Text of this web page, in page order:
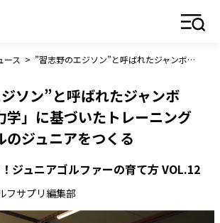
ース > ”習志野のエジソン”と呼ばれたジャンボ「スポーツ力学」に基づいたトレーニングが世界レベルのジュニアをつくる
ソン”と呼ばれたジャンボ
学」に基づいたトレーニング
のジュニアをつくる
ジュニアゴルファーの育て方 VOL.12
フサプリ編集部